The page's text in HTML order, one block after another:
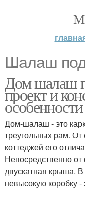
Шалаш
Дом шалаш
проект и
особенности
Дом-шалаш - это
треугольных рам. От
коттеджей его
Непосредственно
двускатная крыша.
невысокую коробку